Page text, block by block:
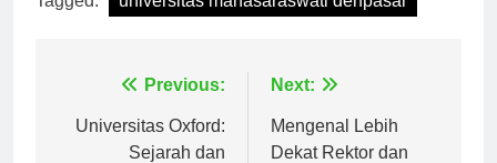
Navigasi
pos
Previous:
Universitas Oxford:
Sejarah dan
Next:
Mengenal Lebih
Dekat Rektor dan